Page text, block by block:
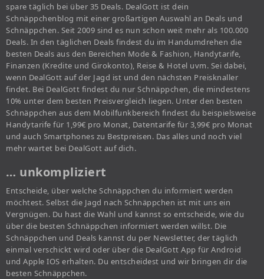
spare täglich bei über 35 Deals. DealGott ist dein
Schnäppchenblog mit einer großartigen Auswahl an Deals und
Schnäppchen. Seit 2009 sind es nun schon weit mehr als 100.000
Deals. In den täglichen Deals findest du im Handumdrehen die
besten Deals aus den Bereichen Mode & Fashion, Handytarife,
Finanzen (Kredite und Girokonto), Reise & Hotel uvm. Sei dabei,
wenn DealGott auf der Jagd ist und den nächsten Preisknaller
findet. Bei DealGott findest du nur Schnäppchen, die mindestens
10% unter dem besten Preisvergleich liegen. Unter den besten
Schnäppchen aus dem Mobilfunkbereich findest du beispielsweise
Handytarife für 1,99€ pro Monat, Datentarife für 3,99€ pro Monat
und auch Smartphones zu Bestpreisen. Das alles und noch viel
mehr wartet bei DealGott auf dich.
… unkompliziert
Entscheide, über welche Schnäppchen du informiert werden
möchtest. Selbst die Jagd nach Schnäppchen ist mit uns ein
Vergnügen. Du hast die Wahl und kannst so entscheide, wie du
über die besten Schnäppchen informiert werden willst. Die
Schnäppchen und Deals kannst du per Newsletter, der täglich
einmal verschickt wird oder über die DealGott App für Android
und Apple IOS erhalten. Du entscheidest und wir bringen dir die
besten Schnäppchen.